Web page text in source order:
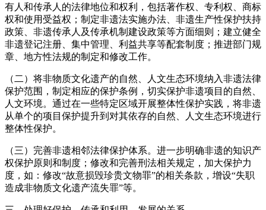
有人和传承人的法律地位和权利，包括著作权、专利权、商标
权和使用受益权；制定非遗法实施办法、非遗生产性保护扶持
政策、非遗传承人及传承机制建设政策等方面细则；建立健全
非遗登记注册、集中管理、利益共享等配套制度；推进部门规
章、地方性法规的制定和修改工作。
（二）将非物质文化遗产的自然、人文生态环境纳入非遗法律
保护范围，制定相应的保护条例，切实保护非遗项目的自然、
人文环境。通过在一些特定区域开展整体性保护实践，将非遗
从单个的项目保护提升到对其依存的自然、人文生态环境进行
整体性保护。
（三）完善非遗相邻法律保护体系。进一步明确非遗的知识产
权保护原则和制度；修改和完善刑法相关规定，加大保护力
度，如：修改“故意损毁珍贵文物罪”的相关条款，增设“失职
造成非物质文化遗产流失罪”等。